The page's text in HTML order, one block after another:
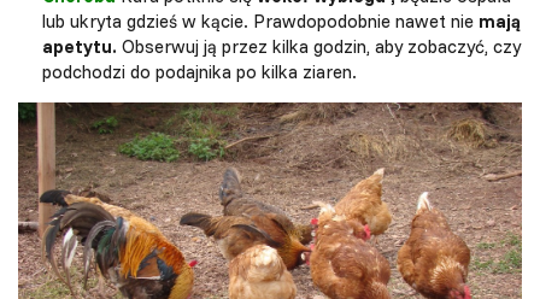
lub ukryta gdzieś w kącie. Prawdopodobnie nawet nie mają
apetytu. Obserwuj ją przez kilka godzin, aby zobaczyć, czy
podchodzi do podajnika po kilka ziaren.